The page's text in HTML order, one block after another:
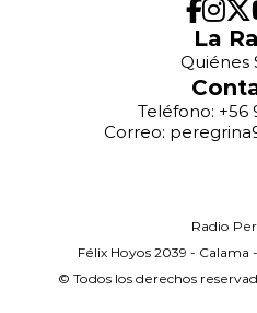
La
Quiénes
Teléfono: +56
Correo:
Radio
Félix Hoyos 2039 -
© Todos los derechos